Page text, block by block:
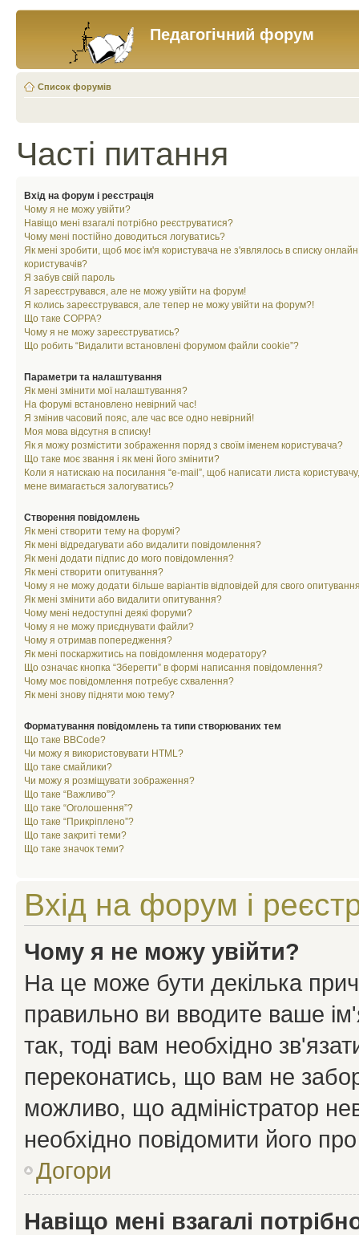
Педагогічний форум
Список форумів
Часті питання
Вхід на форум і реєстрація
Чому я не можу увійти?
Навіщо мені взагалі потрібно реєструватися?
Чому мені постійно доводиться логуватись?
Як мені зробити, щоб моє ім'я користувача не з'являлось в списку онлайн
користувачів?
Я забув свій пароль
Я зареєструвався, але не можу увійти на форум!
Я колись зареєструвався, але тепер не можу увійти на форум?!
Що таке COPPA?
Чому я не можу зареєструватись?
Що робить “Видалити встановлені форумом файли cookie”?
Параметри та налаштування
Як мені змінити мої налаштування?
На форумі встановлено невірний час!
Я змінив часовий пояс, але час все одно невірний!
Моя мова відсутня в списку!
Як я можу розмістити зображення поряд з своїм іменем користувача?
Що таке моє звання і як мені його змінити?
Коли я натискаю на посилання “e-mail”, щоб написати листа користувачу,
мене вимагається залогуватись?
Створення повідомлень
Як мені створити тему на форумі?
Як мені відредагувати або видалити повідомлення?
Як мені додати підпис до мого повідомлення?
Як мені створити опитування?
Чому я не можу додати більше варіантів відповідей для свого
Як мені змінити або видалити опитування?
Чому мені недоступні деякі форуми?
Чому я не можу приєднувати файли?
Чому я отримав попередження?
Як мені поскаржитись на повідомлення модератору?
Що означає кнопка “Зберегти” в формі написання повідомлення?
Чому моє повідомлення потребує схвалення?
Як мені знову підняти мою тему?
Форматування повідомлень та типи створюваних тем
Що таке BBCode?
Чи можу я використовувати HTML?
Що таке смайлики?
Чи можу я розміщувати зображення?
Що таке “Важливо”?
Що таке “Оголошення”?
Що таке “Прикріплено”?
Що таке закриті теми?
Що таке значок теми?
Вхід на форум і
Чому я не можу увійти?
На це може бути декілька
правильно ви вводите ваше
так, тоді вам необхідно
переконатись, що вам не
можливо, що адміністратор
необхідно повідомити його
Догори
Навіщо мені взагалі